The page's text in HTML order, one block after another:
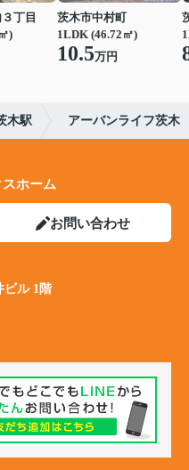
丁目
)
茨木市中村町
1LDK (46.72㎡)
10.5万円
木駅 アーバンライフ茨木
ホーム
お問い合わせ
ビル 1階